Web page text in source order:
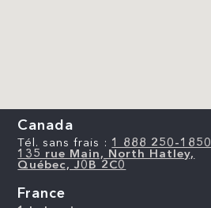
Canada
Tél. sans frais : 1 888 250-1850
135 rue Main, North Hatley,
Québec, J0B 2C0
France